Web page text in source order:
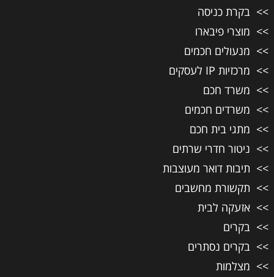
בקרת כניסה
מוצרי פיבארו
מנעולים חכמים
מרכזיות IP לעסקים
משרד חכם
משרדים חכמים
מתגי בית חכם
ניטור חדרי שרתים
תיבות דואר מעוצבות
תקשורת מחשבים
אזעקה לבית
בקרים
בקרים נסתרים
מצלמות